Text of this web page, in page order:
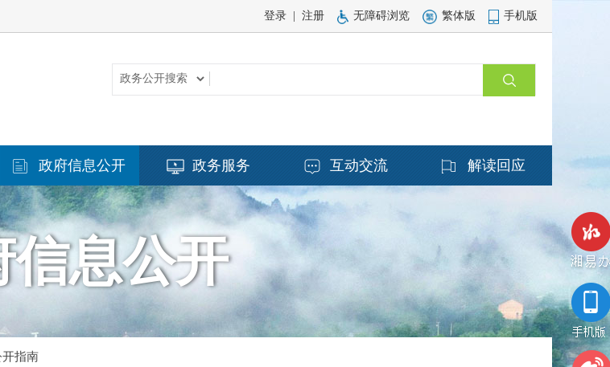
登录 注册 无障碍浏览 繁体版 手机版
政府信息公开 政务服务 互动交流 解读回应
信息公开
开指南
湘易办
手机版